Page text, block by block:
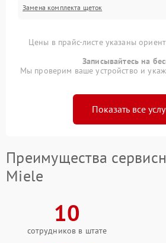
Замена комплекта щеток
Цены в прайс-листе указаны
Записывайтесь на
Мы проверим ваше устройство и
Показать все
Преимущества
Miele
10
сотрудников в штате